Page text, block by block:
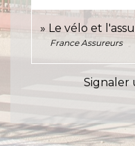
Le vélo et
France Assureurs
Signaler